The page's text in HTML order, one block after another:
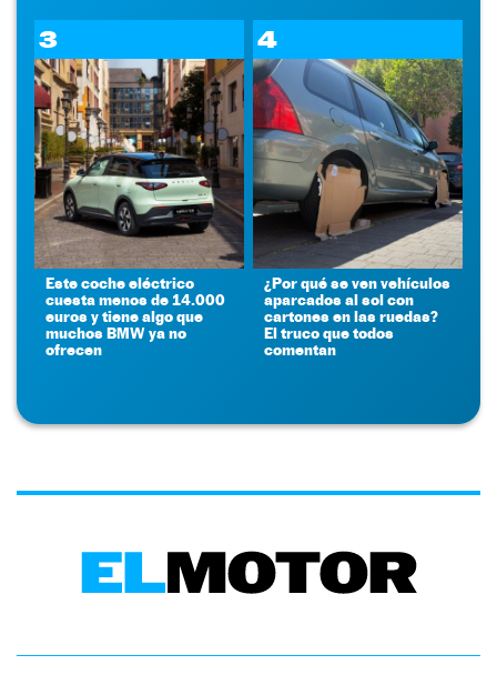
3
Este coche eléctrico
cuesta menos de 14.000
euros y tiene algo que
muchos BMW ya no
ofrecen
4
¿Por qué se ven vehículos
aparcados al sol con
cartones en las ruedas?
El truco que todos
comentan